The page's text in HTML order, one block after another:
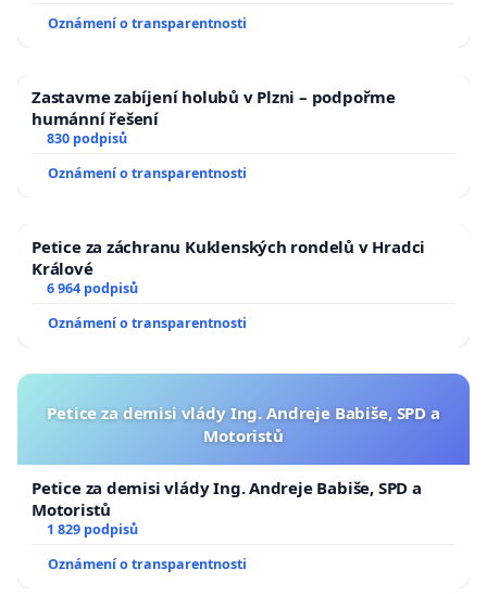
Oznámení o transparentnosti
Zastavme zabíjení holubů v Plzni – podpořme
humánní řešení
830 podpisů
Oznámení o transparentnosti
Petice za záchranu Kuklenských rondelů v Hradci
Králové
6 964 podpisů
Oznámení o transparentnosti
Petice za demisi vlády Ing. Andreje Babiše, SPD a
Motoristů
Petice za demisi vlády Ing. Andreje Babiše, SPD a
Motoristů
1 829 podpisů
Oznámení o transparentnosti